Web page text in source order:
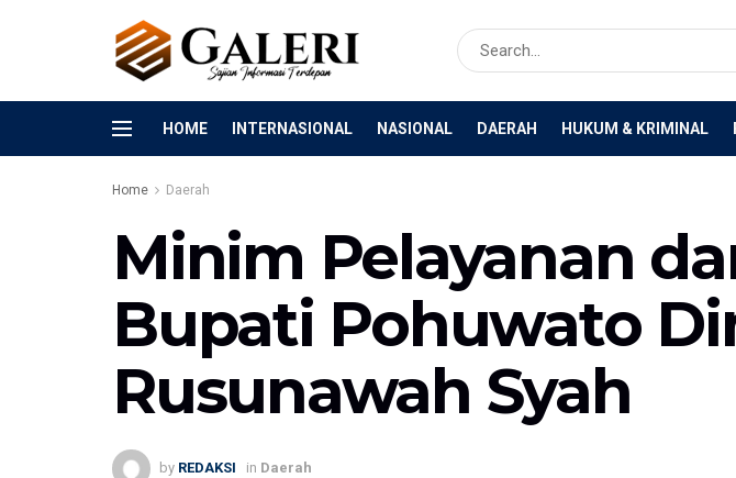
HOME INTERNASIONAL NASIONAL DAERAH HUKUM & KRIMINAL
Home Daerah
Minim Pelayanan
Bupati Pohuwato
Rusunawah Syah
by REDAKSI in Daerah